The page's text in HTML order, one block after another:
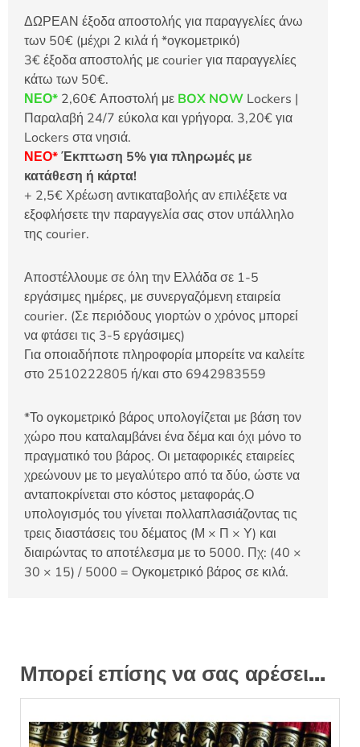
ΔΩΡΕΑΝ έξοδα αποστολής για παραγγελίες άνω
των 50€ (μέχρι 2 κιλά ή *ογκομετρικό)
3€ έξοδα αποστολής με courier για παραγγελίες
κάτω των 50€.
ΝΕΟ* 2,60€ Αποστολή με BOX NOW Lockers |
Παραλαβή 24/7 εύκολα και γρήγορα. 3,20€ για
Lockers στα νησιά.
ΝΕΟ*Έκπτωση 5% για πληρωμές με
κατάθεση ή κάρτα!
+ 2,5€ Χρέωση αντικαταβολής αν επιλέξετε να
εξοφλήσετε την παραγγελία σας στον υπάλληλο
της courier.
Αποστέλλουμε σε όλη την Ελλάδα σε 1-5
εργάσιμες ημέρες, με συνεργαζόμενη εταιρεία
courier. (Σε περιόδους γιορτών ο χρόνος μπορεί
να φτάσει τις 3-5 εργάσιμες)
Για οποιαδήποτε πληροφορία μπορείτε να καλείτε
στο 2510222805 ή/και στο 6942983559
*Το ογκομετρικό βάρος υπολογίζεται με βάση τον
χώρο που καταλαμβάνει ένα δέμα και όχι μόνο το
πραγματικό του βάρος. Οι μεταφορικές εταιρείες
χρεώνουν με το μεγαλύτερο από τα δύο, ώστε να
ανταποκρίνεται στο κόστος μεταφοράς.Ο
υπολογισμός του γίνεται πολλαπλασιάζοντας τις
τρεις διαστάσεις του δέματος (Μ × Π × Υ) και
διαιρώντας το αποτέλεσμα με το 5000. Πχ: (40 ×
30 × 15) / 5000 = Ογκομετρικό βάρος σε κιλά.
Μπορεί επίσης να σας αρέσει…